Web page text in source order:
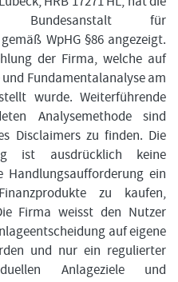
Bundesanstalt für
WpHG §86 angezeigt.
der Firma, welche auf
Fundamentalanalyse am
wurde. Weiterführende
Analysemethode sind
Disclaimers zu finden. Die
ist ausdrücklich keine
ein
zu kaufen,
Firma weisst den Nutzer
auf eigene
und nur ein regulierter
Anlageziele und